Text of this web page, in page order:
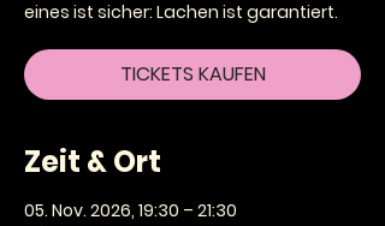
TICKETS KAUFEN
Zeit & Ort
05. Nov. 2026, 19:30 – 21:30